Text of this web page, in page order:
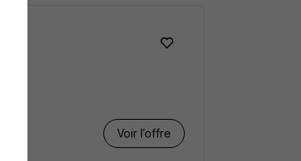
Voir l’offre